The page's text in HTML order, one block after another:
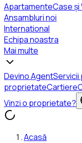
ApartamenteCase și
Ansambluri noi
International
Echipa noastra
Mai multe
Devino Agent
proprietateCartiere
Vinzi o proprietate?
Acasă